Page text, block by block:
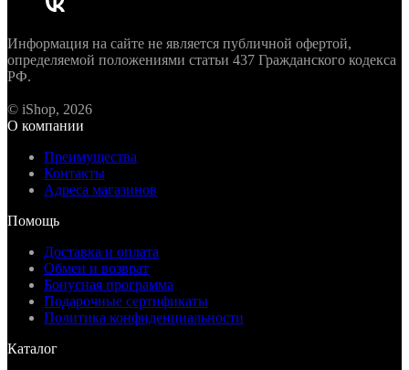
Информация на сайте не является публичной офертой,
определяемой положениями статьи 437 Гражданского кодекса
РФ.
© iShop, 2026
О компании
Преимущества
Контакты
Адреса магазинов
Помощь
Доставка и оплата
Обмен и возврат
Бонусная программа
Подарочные сертификаты
Политика конфиденциальности
Каталог